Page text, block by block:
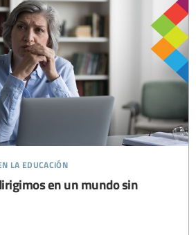
la educación
en un mundo sin